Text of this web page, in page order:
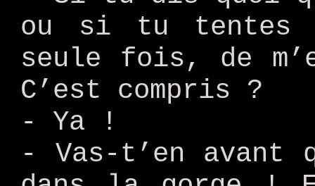
ou si tu tentes
seule fois, de
C’est compris ?
- Ya !
- Vas-t’en avant